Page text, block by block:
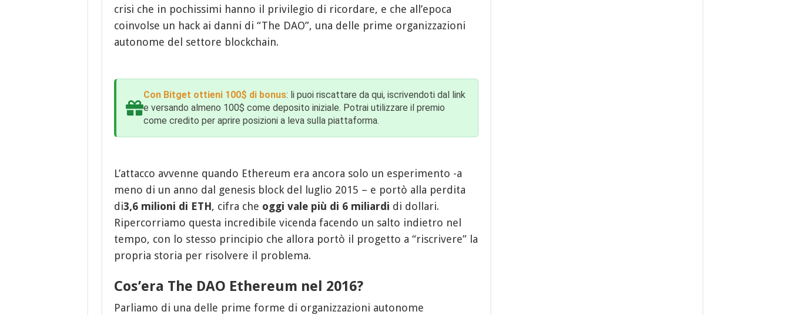
crisi che in pochissimi hanno il privilegio di ricordare, e che all’epoca
coinvolse un hack ai danni di “The DAO”, una delle prime organizzazioni
autonome del settore blockchain.
Con Bitget ottieni 100$ di bonus: li puoi riscattare da qui, iscrivendoti dal link
e versando almeno 100$ come deposito iniziale. Potrai utilizzare il premio
come credito per aprire posizioni a leva sulla piattaforma.
L’attacco avvenne quando Ethereum era ancora solo un esperimento -a
meno di un anno dal genesis block del luglio 2015 – e portò alla perdita
di3,6 milioni di ETH, cifra che oggi vale più di 6 miliardi di dollari.
Ripercorriamo questa incredibile vicenda facendo un salto indietro nel
tempo, con lo stesso principio che allora portò il progetto a “riscrivere” la
propria storia per risolvere il problema.
Cos’era The DAO Ethereum nel 2016?
Parliamo di una delle prime forme di organizzazioni autonome